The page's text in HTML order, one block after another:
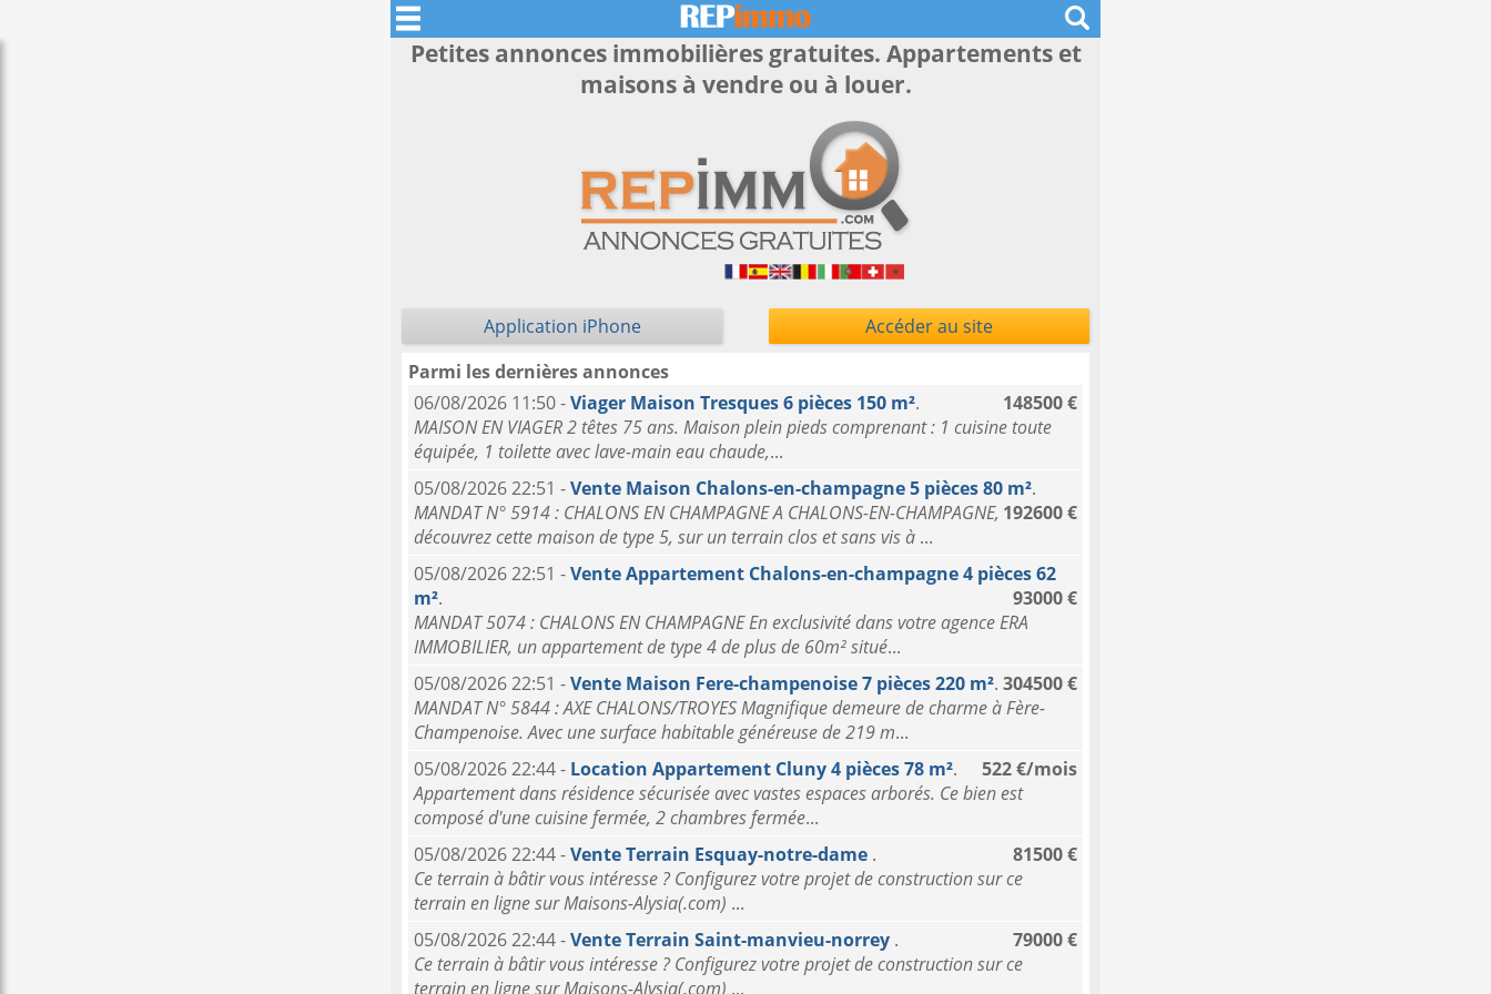
Petites annonces immobilières gratuites. Appartements et
maisons à vendre ou à louer.
Application iPhone
Accéder au site
Parmi les dernières annonces
06/08/2026 11:50 -Viager Maison Tresques 6 pièces 150 m².
148500 €
MAISON EN VIAGER 2 têtes 75 ans. Maison plein pieds comprenant : 1 cuisine toute
équipée, 1 toilette avec lave-main eau chaude,...
05/08/2026 22:51 -Vente Maison Chalons-en-champagne 5 pièces 80 m².
192600 €
MANDAT N° 5914 : CHALONS EN CHAMPAGNE A CHALONS-EN-CHAMPAGNE,
découvrez cette maison de type 5, sur un terrain clos et sans vis à ...
05/08/2026 22:51 -Vente Appartement Chalons-en-champagne 4 pièces 62
m².
93000 €
MANDAT 5074 : CHALONS EN CHAMPAGNE En exclusivité dans votre agence ERA
IMMOBILIER, un appartement de type 4 de plus de 60m² situé...
05/08/2026 22:51 -Vente Maison Fere-champenoise 7 pièces 220 m². 304500 €
MANDAT N° 5844 : AXE CHALONS/TROYES Magnifique demeure de charme à Fère-
Champenoise. Avec une surface habitable généreuse de 219 m...
05/08/2026 22:44 - Location Appartement Cluny 4 pièces 78 m².
522 €/mois
Appartement dans résidence sécurisée avec vastes espaces arborés. Ce bien est
composé d'une cuisine fermée, 2 chambres fermée...
05/08/2026 22:44 -Vente Terrain Esquay-notre-dame .
81500 €
Ce terrain à bâtir vous intéresse ? Configurez votre projet de construction sur ce
terrain en ligne sur Maisons-Alysia(.com) ...
05/08/2026 22:44 -Vente Terrain Saint-manvieu-norrey .
79000 €
Ce terrain à bâtir vous intéresse ? Configurez votre projet de construction sur ce
terrain en ligne sur Maisons-Alysia(.com) ...